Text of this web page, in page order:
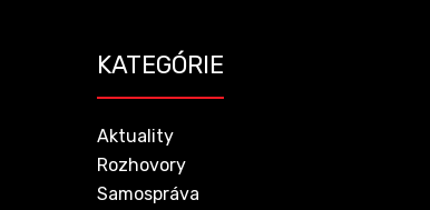
KATEGÓRIE
Aktuality
Rozhovory
Samospráva